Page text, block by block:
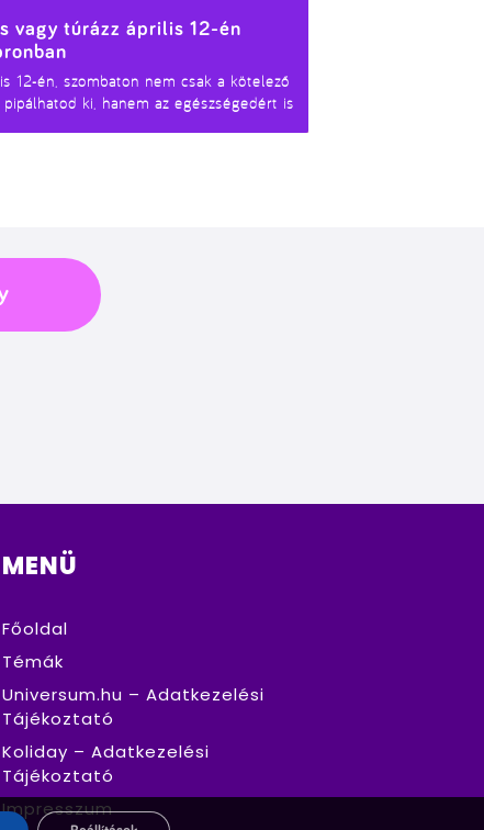
12-én, szombaton nem csak a kötelező
ki, hanem az egészségedért is
vagy túrázz április 12-én
MENÜ
Főoldal
Témák
Universum.hu – Adatkezelési
Tájékoztató
Koliday – Adatkezelési
Tájékoztató
Impresszum